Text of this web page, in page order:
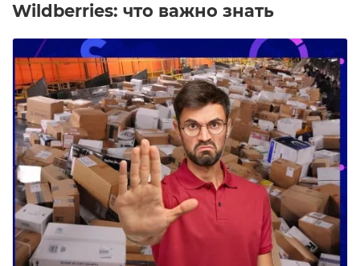
Wildberries: что важно знать